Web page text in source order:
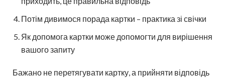
Потім дивимося порада картки – практика зі свічки
Як допомога картки може допомогти для вирішення
вашого запиту
Бажано не перетягувати картку, а прийняти відповідь